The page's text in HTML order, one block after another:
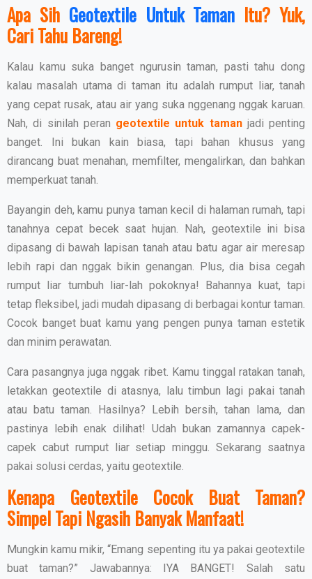
Apa Sih Geotextile Untuk TamanItu? Yuk,
Cari Tahu Bareng!
Kalau kamu suka banget ngurusin taman, pasti tahu dong
kalau masalah utama di taman itu adalah rumput liar, tanah
yang cepat rusak, atau air yang suka nggenang nggak karuan.
Nah, di sinilah peran geotextile untuk tamanjadi penting
banget. Ini bukan kain biasa, tapi bahan khusus yang
dirancang buat menahan, memfilter, mengalirkan, dan bahkan
memperkuat tanah.
Bayangin deh, kamu punya taman kecil di halaman rumah, tapi
tanahnya cepat becek saat hujan. Nah, geotextile ini bisa
dipasang di bawah lapisan tanah atau batu agar air meresap
lebih rapi dan nggak bikin genangan. Plus, dia bisa cegah
rumput liar tumbuh liar-lah pokoknya! Bahannya kuat, tapi
tetap fleksibel, jadi mudah dipasang di berbagai kontur taman.
Cocok banget buat kamu yang pengen punya taman estetik
dan minim perawatan.
Cara pasangnya juga nggak ribet. Kamu tinggal ratakan tanah,
letakkan geotextile di atasnya, lalu timbun lagi pakai tanah
atau batu taman. Hasilnya? Lebih bersih, tahan lama, dan
pastinya lebih enak dilihat! Udah bukan zamannya capek-
capek cabut rumput liar setiap minggu. Sekarang saatnya
pakai solusi cerdas, yaitu geotextile.
Kenapa Geotextile Cocok Buat Taman?
Simpel Tapi Ngasih Banyak Manfaat!
Mungkin kamu mikir, “Emang sepenting itu ya pakai geotextile
buat taman?” Jawabannya: IYA BANGET! Salah satu